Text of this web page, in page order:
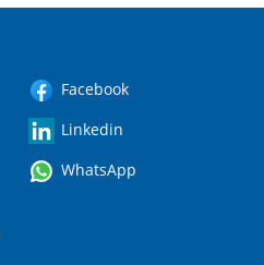
Facebook
Linkedin
WhatsApp